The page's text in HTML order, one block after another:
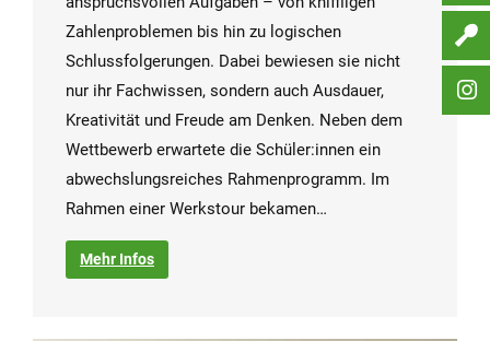
Zahlenproblemen bis hin zu logischen
Schlussfolgerungen. Dabei bewiesen sie nicht
nur ihr Fachwissen, sondern auch Ausdauer,
Kreativität und Freude am Denken. Neben dem
Wettbewerb erwartete die Schüler:innen ein
abwechslungsreiches Rahmenprogramm. Im
Rahmen einer Werkstour bekamen…
Mehr Infos